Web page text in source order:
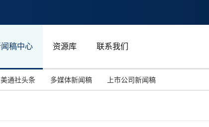
稿中心 资源库 联系我们
美通社头条 多媒体新闻稿 上市公司新闻稿